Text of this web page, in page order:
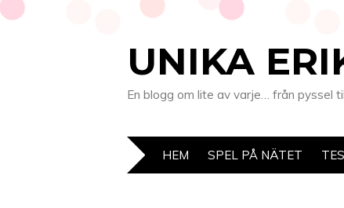
UNIKA
En blogg om lite av varje… från pyssel
HEM SPEL PÅ NÄTET